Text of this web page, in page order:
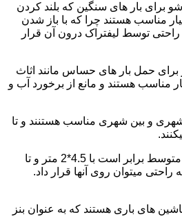
برای بار های سنگین که بلند کردن
مناسب هستند چرا که با باز شدن
راحتی توسط لیفتراک درون آن قرار
حمل بار های حساس مانند اثاث
مناسب هستند و مانع از برخورد آب و
و بین شهری مناسب هستنند و تا
ابعاد بارگیر خاور ها به طور متوسط برابر است با 4.5*2 متر و تا
های باری هستند که به عنوان بنز